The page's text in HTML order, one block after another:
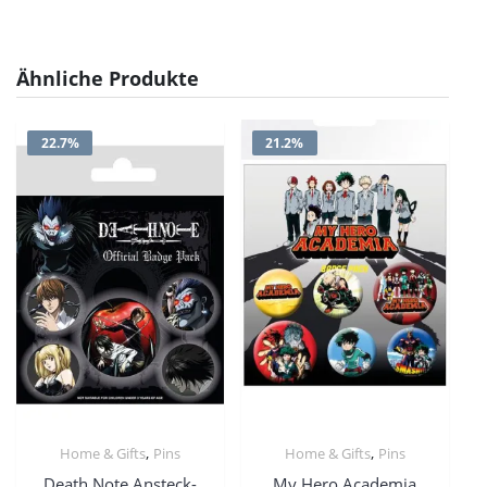
Ähnliche Produkte
22.7%
Home & Gifts, Pins
21.2%
Home & Gifts, Pins